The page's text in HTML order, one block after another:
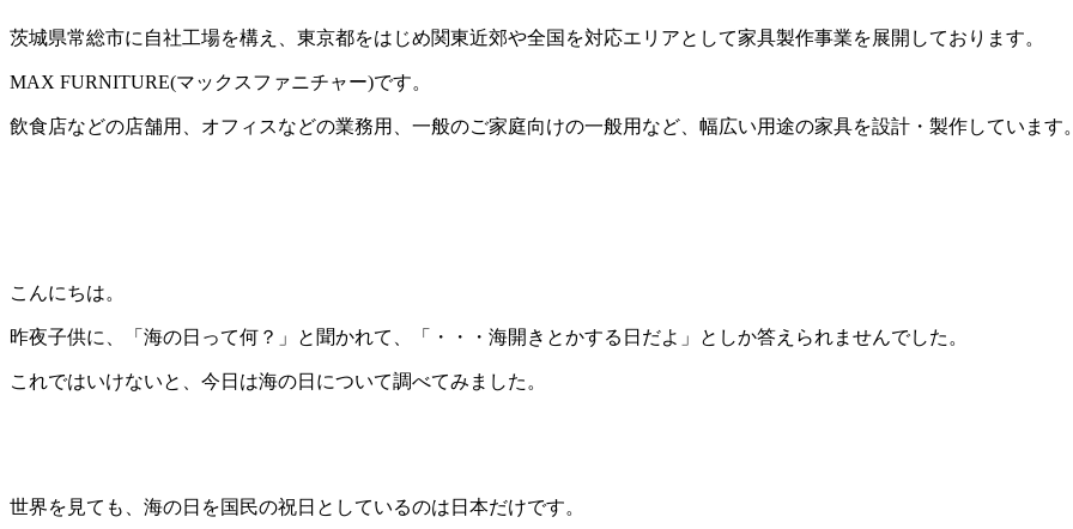
茨城県常総市に自社工場を構え、東京都をはじめ関東近郊や全国を対応エリアとして家具製作事業を展開しております。
MAX FURNITURE(マックスファニチャー)です。
飲食店などの店舗用、オフィスなどの業務用、一般のご家庭向けの一般用など、幅広い用途の家具を設計・製作しています。
こんにちは。
昨夜子供に、「海の日って何？」と聞かれて、「・・・海開きとかする日だよ」としか答えられませんでした。
これではいけないと、今日は海の日について調べてみました。
世界を見ても、海の日を国民の祝日としているのは日本だけです。